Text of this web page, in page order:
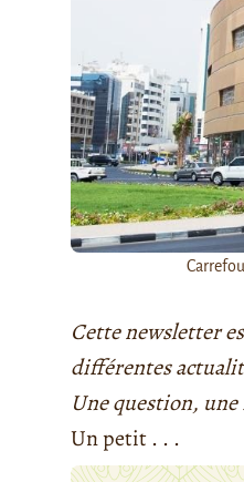
Cette newsletter
différentes
Une question,
Un petit . . .